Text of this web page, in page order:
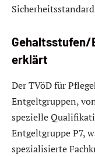
Gehaltsstufen/
erklärt
Der TVöD für
Entgeltgruppen,
spezielle
Entgeltgruppe P7,
spezialisierte